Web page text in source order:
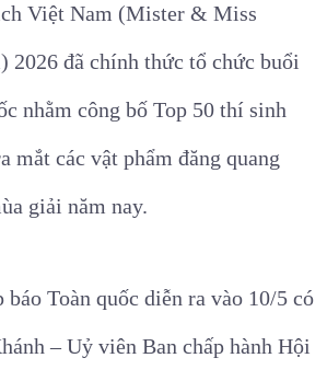
Việt Nam (Mister & Miss
2026 đã chính thức tổ chức buổi
nhằm công bố Top 50 thí sinh
mắt các vật phẩm đăng quang
giải năm nay.
Toàn quốc diễn ra vào 10/5 có
– Uỷ viên Ban chấp hành Hội